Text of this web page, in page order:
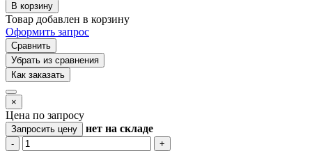
В корзину
Товар добавлен в корзину
Оформить запрос
Сравнить
Убрать из сравнения
Как заказать
×
Цена по запросу
Запросить цену нет на складе
- +